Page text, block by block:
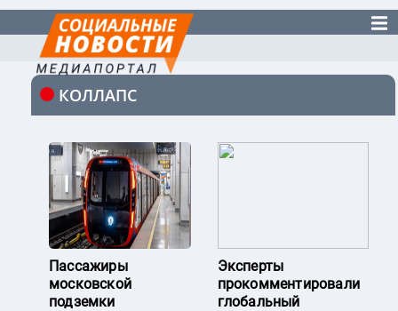
КОЛЛАПС
Пассажиры
московской
подземки
Эксперты
прокомментировали
глобальный